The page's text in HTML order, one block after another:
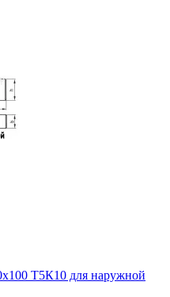
Т5К10 для наружной